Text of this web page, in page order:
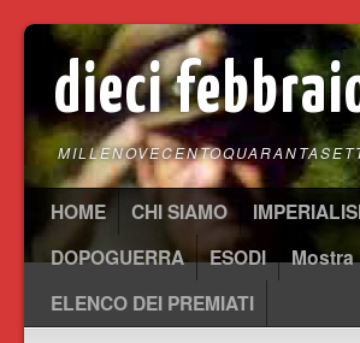
dieci
HOME CHI SIAMO
DOPOGUERRA
ESODI
Mostra
ELENCO DEI PREMIATI